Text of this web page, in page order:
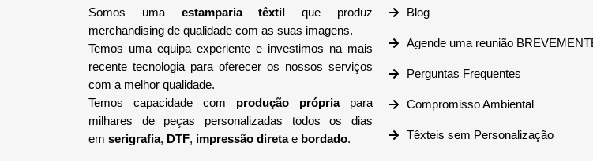
Somos uma estamparia têxtil que produz
merchandising de qualidade com as suas imagens.
Temos uma equipa experiente e investimos na mais
recente tecnologia para oferecer os nossos serviços
com a melhor qualidade.
Temos capacidade com produção própriapara
milhares de peças personalizadas todos os dias
em serigrafia, DTF, impressão diretae bordado.
Blog
Agende uma reunião
Perguntas Frequentes
Compromisso Ambiental
Têxteis sem Personalização